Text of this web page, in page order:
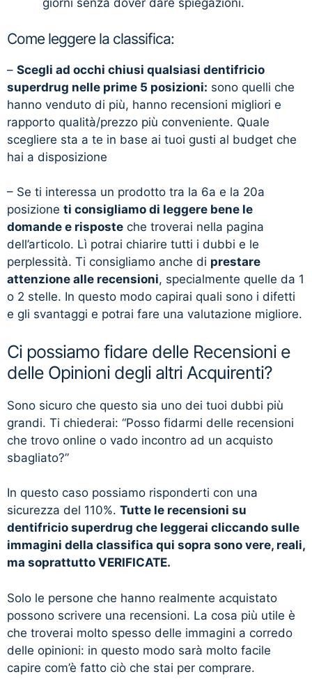
giorni senza dover dare spiegazioni.
Come leggere la classifica:
– Scegli ad occhi chiusi qualsiasi dentifricio
superdrug nelle prime 5 posizioni: sono quelli che
hanno venduto di più, hanno recensioni migliori e
rapporto qualità/prezzo più conveniente. Quale
scegliere sta a te in base ai tuoi gusti al budget che
hai a disposizione
– Se ti interessa un prodotto tra la 6a e la 20a
posizione ti consigliamo di leggere bene le
domande e risposte che troverai nella pagina
dell’articolo. Lì potrai chiarire tutti i dubbi e le
perplessità. Ti consigliamo anche di prestare
attenzione alle recensioni, specialmente quelle da 1
o 2 stelle. In questo modo capirai quali sono i difetti
e gli svantaggi e potrai fare una valutazione migliore.
Ci possiamo fidare delle Recensioni e
delle Opinioni degli altri Acquirenti?
Sono sicuro che questo sia uno dei tuoi dubbi più
grandi. Ti chiederai: “Posso fidarmi delle recensioni
che trovo online o vado incontro ad un acquisto
sbagliato?”
In questo caso possiamo risponderti con una
sicurezza del 110%. Tutte le recensioni su
dentifricio superdrug che leggerai cliccando sulle
immagini della classifica qui sopra sono vere, reali,
ma soprattutto VERIFICATE.
Solo le persone che hanno realmente acquistato
possono scrivere una recensioni. La cosa più utile è
che troverai molto spesso delle immagini a corredo
delle opinioni: in questo modo sarà molto facile
capire com’è fatto ciò che stai per comprare.